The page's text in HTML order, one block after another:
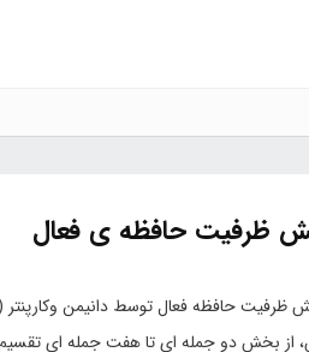
ظرفیت حافظه ی فعال
در شش بخش، از بخش دو جمله ای تا هفت جمله ای